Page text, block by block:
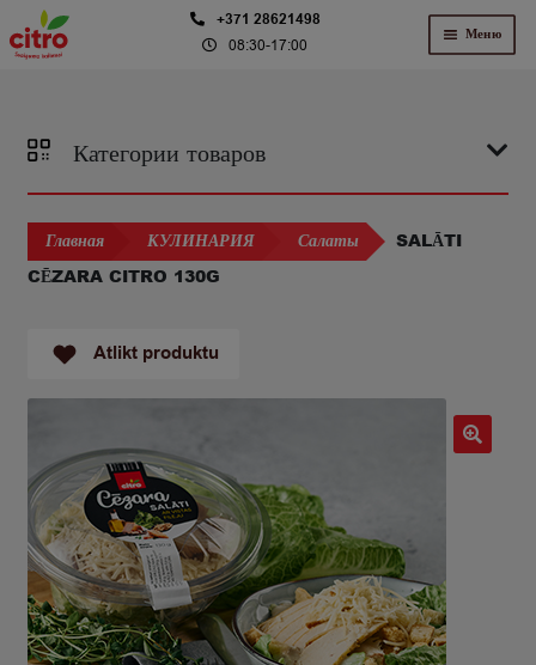
Перейти
Перейти
+371 28621498
08:30-17:00
Меню
Категории товаров
Главная КУЛИНАРИЯ Салаты
SALĀTI
CĒZARA CITRO 130G
Atlikt produktu